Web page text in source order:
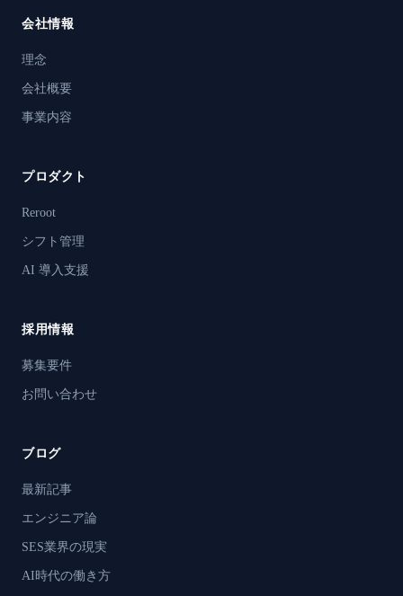
会社情報
理念
会社概要
事業内容
プロダクト
Reroot
シフト管理
AI 導入支援
採用情報
募集要件
お問い合わせ
ブログ
最新記事
エンジニア論
SES業界の現実
AI時代の働き方